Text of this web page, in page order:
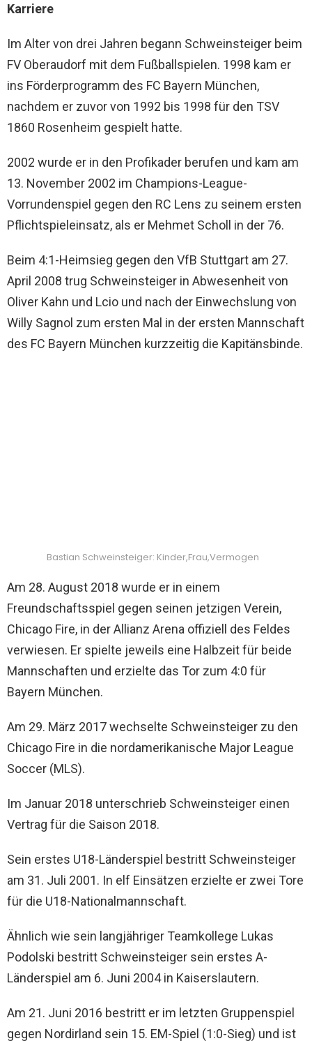
Karriere
Im Alter von drei Jahren begann Schweinsteiger beim
FV Oberaudorf mit dem Fußballspielen. 1998 kam er
ins Förderprogramm des FC Bayern München,
nachdem er zuvor von 1992 bis 1998 für den TSV
1860 Rosenheim gespielt hatte.
2002 wurde er in den Profikader berufen und kam am
13. November 2002 im Champions-League-
Vorrundenspiel gegen den RC Lens zu seinem ersten
Pflichtspieleinsatz, als er Mehmet Scholl in der 76.
Beim 4:1-Heimsieg gegen den VfB Stuttgart am 27.
April 2008 trug Schweinsteiger in Abwesenheit von
Oliver Kahn und Lcio und nach der Einwechslung von
Willy Sagnol zum ersten Mal in der ersten Mannschaft
des FC Bayern München kurzzeitig die Kapitänsbinde.
Bastian Schweinsteiger: Kinder,Frau,Vermogen
Am 28. August 2018 wurde er in einem
Freundschaftsspiel gegen seinen jetzigen Verein,
Chicago Fire, in der Allianz Arena offiziell des Feldes
verwiesen. Er spielte jeweils eine Halbzeit für beide
Mannschaften und erzielte das Tor zum 4:0 für
Bayern München.
Am 29. März 2017 wechselte Schweinsteiger zu den
Chicago Fire in die nordamerikanische Major League
Soccer (MLS).
Im Januar 2018 unterschrieb Schweinsteiger einen
Vertrag für die Saison 2018.
Sein erstes U18-Länderspiel bestritt Schweinsteiger
am 31. Juli 2001. In elf Einsätzen erzielte er zwei Tore
für die U18-Nationalmannschaft.
Ähnlich wie sein langjähriger Teamkollege Lukas
Podolski bestritt Schweinsteiger sein erstes A-
Länderspiel am 6. Juni 2004 in Kaiserslautern.
Am 21. Juni 2016 bestritt er im letzten Gruppenspiel
gegen Nordirland sein 15. EM-Spiel (1:0-Sieg) und ist